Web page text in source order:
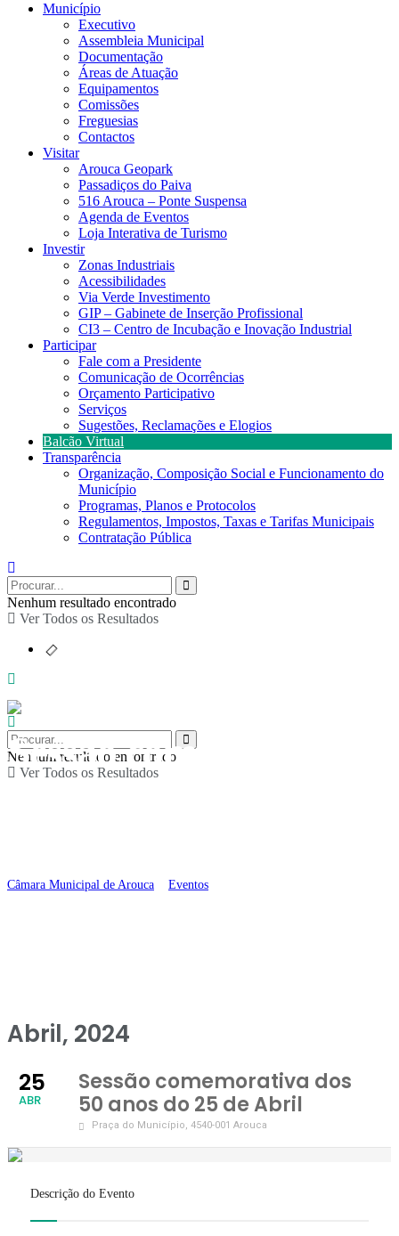
Município
Executivo
Assembleia Municipal
Documentação
Áreas de Atuação
Equipamentos
Comissões
Freguesias
Contactos
Visitar
Arouca Geopark
Passadiços do Paiva
516 Arouca – Ponte Suspensa
Agenda de Eventos
Loja Interativa de Turismo
Investir
Zonas Industriais
Acessibilidades
Via Verde Investimento
GIP – Gabinete de Inserção Profissional
CI3 – Centro de Incubação e Inovação Industrial
Participar
Fale com a Presidente
Comunicação de Ocorrências
Orçamento Participativo
Serviços
Sugestões, Reclamações e Elogios
Balcão Virtual
Transparência
Organização, Composição Social e Funcionamento do
Município
Programas, Planos e Protocolos
Regulamentos, Impostos, Taxas e Tarifas Municipais
Contratação Pública
Nenhum resultado encontrado
Ver Todos os Resultados
Nenhum resultado encontrado
Ver Todos os Resultados
Sessão comemorativa
Câmara Municipal de Arouca Eventos
Abril, 2024
25
ABR
Sessão comemorativa dos
50 anos do 25 de Abril
Praça do Município, 4540-001 Arouca
Descrição do Evento